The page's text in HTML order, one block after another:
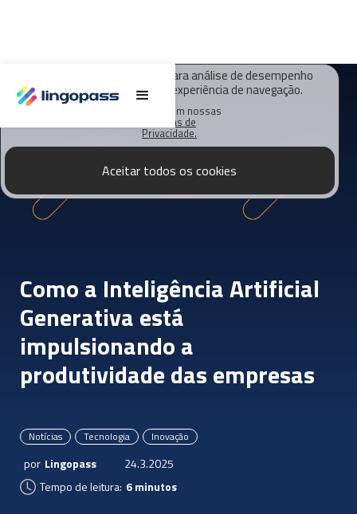
O Lingopass utiliza cookies para análise de desempenho
deste site e melhorar sua experiência de navegação.
Saiba mais em nossas
Políticas de
Privacidade.
Aceitar todos os cookies
Como a Inteligência Artificial
Generativa está
impulsionando a
produtividade das empresas
Notícias Tecnologia Inovação
por Lingopass
24.3.2025
Tempo de leitura: 6 minutos